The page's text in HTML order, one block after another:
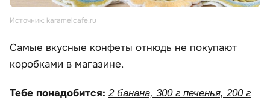
Источник: karamelcafe.ru
Самые вкусные конфеты отнюдь не покупают
коробками в магазине.
Тебе понадобится: 2 банана, 300 г печенья, 200 г